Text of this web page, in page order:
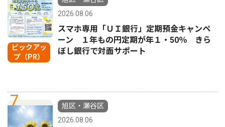
ピックアッ
プ（PR）
2026.08.06
スマホ専用「ＵＩ銀行」定期預金キャンペ
ーン １年もの円定期が年１・50％ きら
ぼし銀行で対面サポート
7
旭区・瀬谷区
2026.08.06